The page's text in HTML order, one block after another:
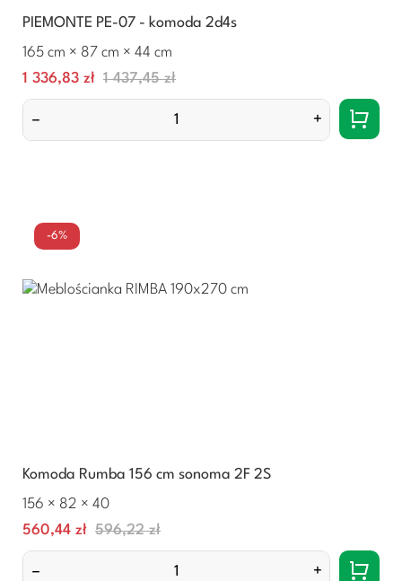
PIEMONTE PE-07 - komoda 2d4s
165 cm × 87 cm × 44 cm
Cena
1 336,83 zł Normalna
cena
1 437,45 zł
– +
-6%
Komoda Rumba 156 cm sonoma 2F 2S
156 × 82 × 40
Cena
560,44 zł Normalna
cena
596,22 zł
– +